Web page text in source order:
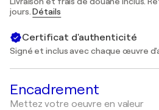
jours.Détails
Certificat d'authenticité
Signé et inclus avec chaque œuvre
Encadrement
Mettez votre oeuvre en valeur